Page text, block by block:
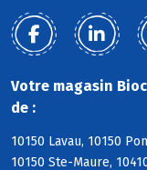
Votre magasin
de :
10150 Lavau, 10150
10150 Ste-Maure,